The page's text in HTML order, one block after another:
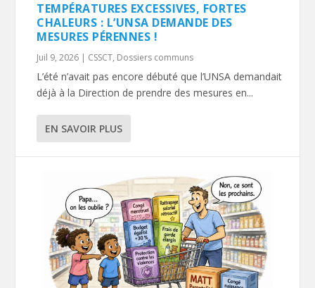
TEMPÉRATURES EXCESSIVES, FORTES
CHALEURS : L’UNSA DEMANDE DES
MESURES PÉRENNES !
Juil 9, 2026 | CSSCT, Dossiers communs
L’été n’avait pas encore débuté que l’UNSA demandait
déjà à la Direction de prendre des mesures en...
EN SAVOIR PLUS